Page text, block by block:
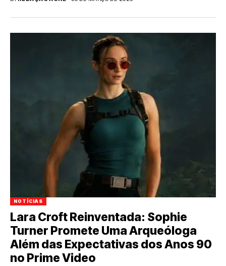
NOTÍCIAS
Lara Croft Reinventada: Sophie
Turner Promete Uma Arqueóloga
Além das Expectativas dos Anos 90
no Prime Video